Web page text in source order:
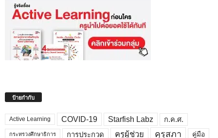
ป้ายกำกับ
Active Learning COVID-19 Starfish Labz ก.ค.ศ.
กระทรวงศึกษาธิการ การประกวด ครูผู้ช่วย คุรุสภา คู่มือ